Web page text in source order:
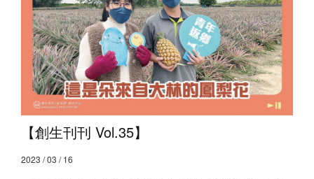
【創生刊刊 Vol.35】
2023 / 03 / 16